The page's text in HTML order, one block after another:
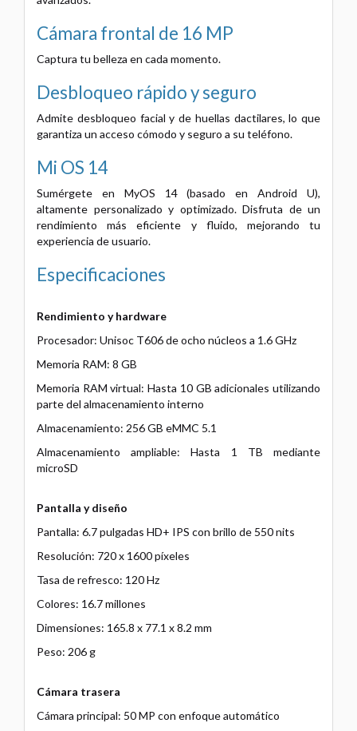
Cámara frontal de 16 MP
Captura tu belleza en cada momento.
Desbloqueo rápido y seguro
Admite desbloqueo facial y de huellas dactilares, lo que
garantiza un acceso cómodo y seguro a su teléfono.
Mi OS 14
Sumérgete en MyOS 14 (basado en Android U),
altamente personalizado y optimizado. Disfruta de un
rendimiento más eficiente y fluido, mejorando tu
experiencia de usuario.
Especificaciones
Rendimiento y hardware
Procesador: Unisoc T606 de ocho núcleos a 1.6 GHz
Memoria RAM: 8 GB
Memoria RAM virtual: Hasta 10 GB adicionales utilizando
parte del almacenamiento interno
Almacenamiento: 256 GB eMMC 5.1
Almacenamiento ampliable: Hasta 1 TB mediante
microSD
Pantalla y diseño
Pantalla: 6.7 pulgadas HD+ IPS con brillo de 550 nits
Resolución: 720 x 1600 píxeles
Tasa de refresco: 120 Hz
Colores: 16.7 millones
Dimensiones: 165.8 x 77.1 x 8.2 mm
Peso: 206 g
Cámara trasera
Cámara principal: 50 MP con enfoque automático